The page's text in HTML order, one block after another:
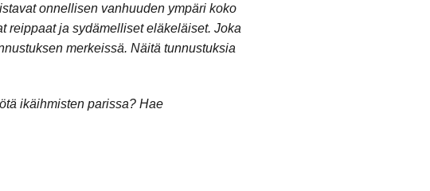
onnellisen vanhuuden ympäri koko
reippaat ja sydämelliset eläkeläiset. Joka
merkeissä. Näitä tunnustuksia
ikäihmisten parissa? Hae